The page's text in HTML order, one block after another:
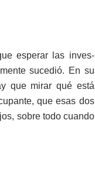
esperar las inves­
sucedió. En su
que mi­rar qué está
que esas dos
so­bre todo cuando